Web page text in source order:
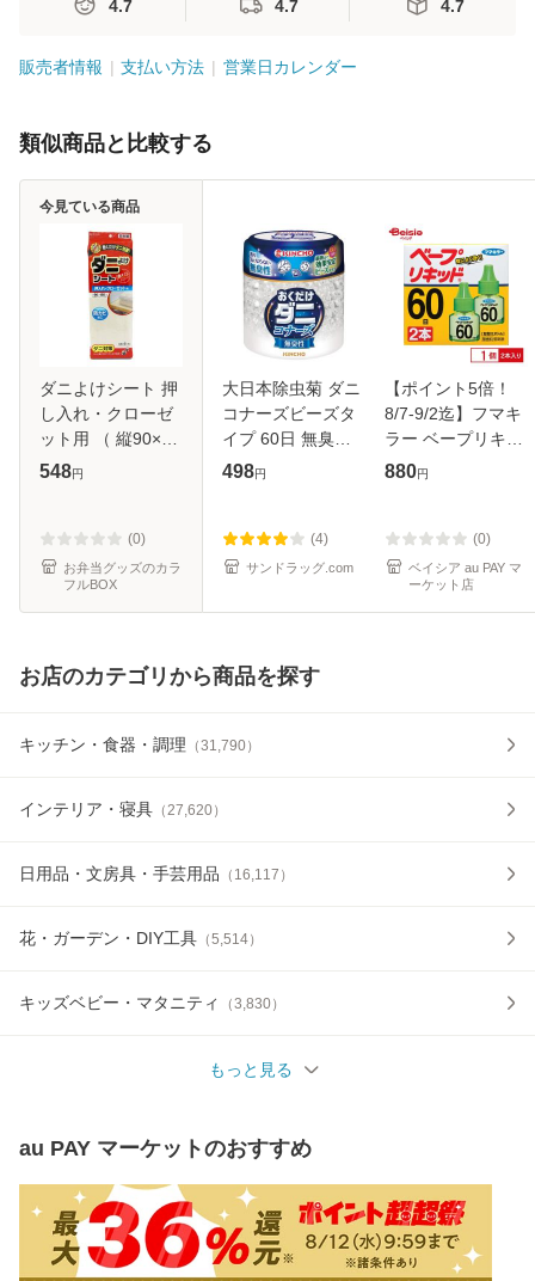
4.7 4.7 4.7
販売者情報 支払い方法 営業日カレンダー
類似商品と比較する
ダニよけシート 押
し入れ・クローゼ
ット用 （ 縦90×横
180cm 押入れシー
シート 棚 フリーカ
ット クロ
548円
(0)
お弁当グッズのカラ
フルBOX
今見ている商品
大日本除虫菊 ダニ
コナーズビーズタ
イプ 60日 無臭性
170g
498円
(4)
サンドラッグ.com
【ポイント5倍！
8/7-9/2迄】フマキ
ラー ベープリキッ
ド 60日無香 2本
880円
(0)
ベイシア au PAY マ
ーケット店
お店のカテゴリから商品を探す
キッチン・食器・調理 （31,790）
インテリア・寝具 （ 27,620）
日用品・文房具・手芸用品 （ 16,117 ）
花・ガーデン・DIY工具 （5,514）
キッズベビー・マタニティ （3,830）
もっと見る
au PAY マーケットのおすすめ